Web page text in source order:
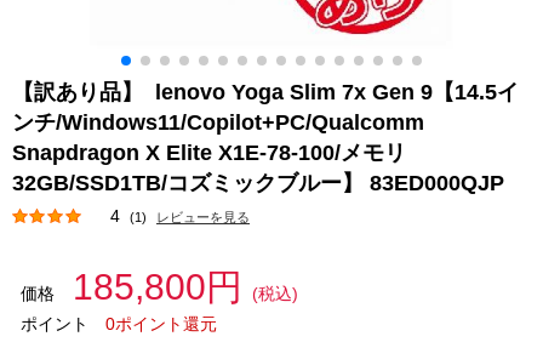
【訳あり品】 lenovo Yoga Slim 7x Gen 9【14.5イ
ンチ/Windows11/Copilot+PC/Qualcomm
Snapdragon X Elite X1E-78-100/メモリ
32GB/SSD1TB/コズミックブルー】 83ED000QJP
4 (1) レビューを見る
価格 185,800円
(税込)
ポイント
0ポイント還元